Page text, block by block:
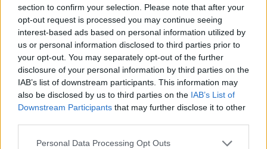
section to confirm your selection. Please note that after your
opt-out request is processed you may continue seeing
interest-based ads based on personal information utilized by
us or personal information disclosed to third parties prior to
your opt-out. You may separately opt-out of the further
disclosure of your personal information by third parties on the
IAB’s list of downstream participants. This information may
also be disclosed by us to third parties on the IAB’s List of
Downstream Participants that may further disclose it to other
Please note that this website/app uses one or more Google
Personal Data Processing Opt Outs
trasformazioni più significative nel panorama
lavorativo e previdenziale, con un focus particolare
sulla riforma dell’IRPEF, sugli incentivi per le
assunzioni e sulle nuove normative relative alle
pensioni e alla previdenza complementare.0
AUTORE
AiAdhubMedia